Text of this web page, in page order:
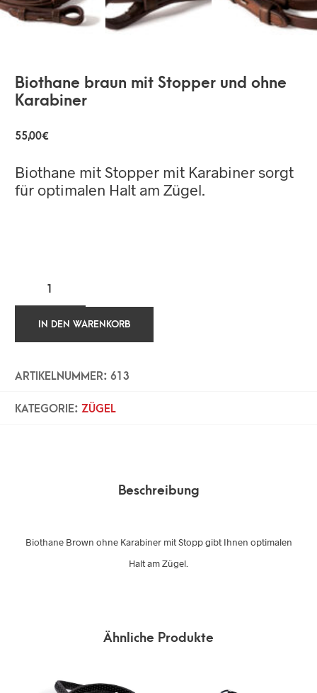
Biothane braun mit Stopper und ohne
Karabiner
55,00€
Biothane mit Stopper mit Karabiner sorgt
für optimalen Halt am Zügel.
IN DEN WARENKORB
ARTIKELNUMMER: 613
KATEGORIE: ZÜGEL
Beschreibung
Biothane Brown ohne Karabiner mit Stopp gibt Ihnen optimalen
Halt am Zügel.
Ähnliche Produkte